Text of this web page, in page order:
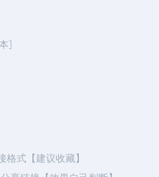
]
式【建议收藏】